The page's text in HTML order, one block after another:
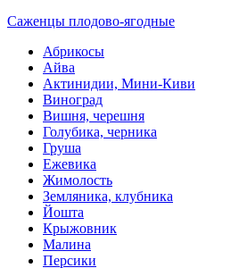
Саженцы плодово-ягодные
Абрикосы
Айва
Актинидии, Мини-Киви
Виноград
Вишня, черешня
Голубика, черника
Груша
Ежевика
Жимолость
Земляника, клубника
Йошта
Крыжовник
Малина
Персики